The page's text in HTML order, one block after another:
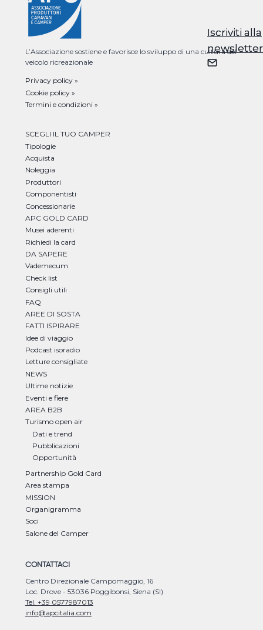
Iscriviti alla
newsletter
L’Associazione sostiene e favorisce lo sviluppo di una cultura del
veicolo ricreazionale
Privacy policy »
Cookie policy »
Termini e condizioni »
SCEGLI IL TUO CAMPER
Tipologie
Acquista
Noleggia
Produttori
Componentisti
Concessionarie
APC GOLD CARD
Musei aderenti
Richiedi la card
DA SAPERE
Vademecum
Check list
Consigli utili
FAQ
AREE DI SOSTA
FATTI ISPIRARE
Idee di viaggio
Podcast isoradio
Letture consigliate
NEWS
Ultime notizie
Eventi e fiere
AREA B2B
Turismo open air
Dati e trend
Pubblicazioni
Opportunità
Partnership Gold Card
Area stampa
MISSION
Organigramma
Soci
Salone del Camper
CONTATTACI
Centro Direzionale Campomaggio, 16
Loc. Drove - 53036 Poggibonsi, Siena (SI)
Tel. +39 0577987013
info@apcitalia.com
Iscriviti alla
newsletter